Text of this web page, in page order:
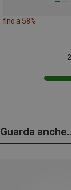
fino a 58%
Guarda